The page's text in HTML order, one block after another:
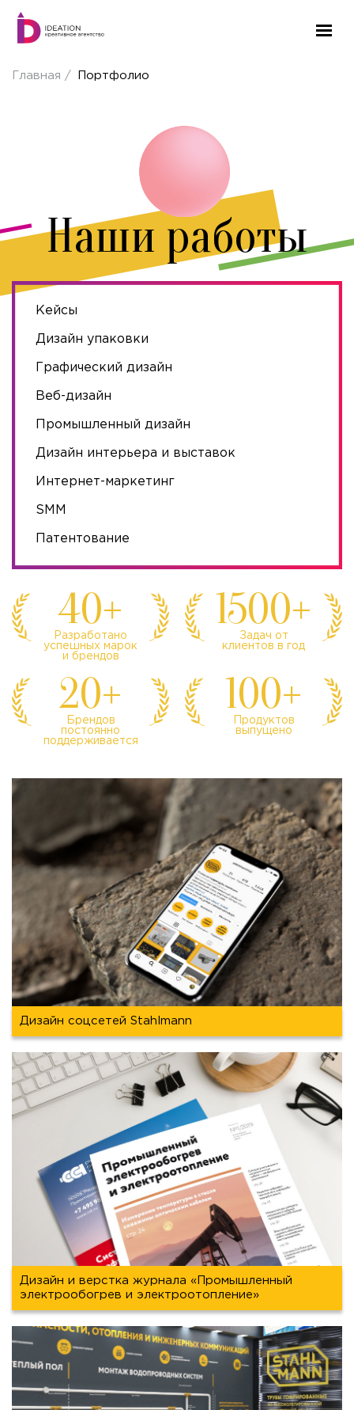
Главная Портфолио
Наши работы
Кейсы
Дизайн упаковки
Графический дизайн
Веб-дизайн
Промышленный дизайн
Дизайн интерьера и выставок
Интернет-маркетинг
SMM
Патентование
40+
Разработано
успешных марок
и брендов
1500+
Задач от
клиентов в год
20+
Брендов
постоянно
поддерживается
100+
Продуктов
выпущено
Дизайн соцсетей Stahlmann
Дизайн и верстка журнала «Промышленный
электрообогрев и электроотопление»